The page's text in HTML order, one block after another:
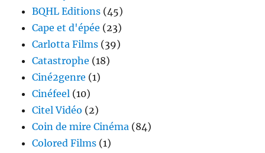
BQHL Editions (45)
Cape et d'épée (23)
Carlotta Films (39)
Catastrophe (18)
Ciné2genre (1)
Cinéfeel (10)
Citel Vidéo (2)
Coin de mire Cinéma (84)
Colored Films (1)